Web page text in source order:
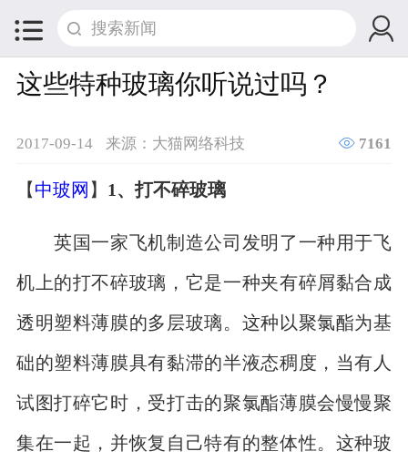
 
这些特种玻璃你听说过吗？
2017-09-14 来源：大猫网络科技  7161
【 中玻网 】 1、打不碎玻璃
英国一家飞机制造公司发明了一种用于飞
机上的打不碎玻璃，它是一种夹有碎屑黏合成
透明塑料薄膜的多层玻璃。这种以聚氯酯为基
础的塑料薄膜具有黏滞的半液态稠度，当有人
试图打碎它时，受打击的聚氯酯薄膜会慢慢聚
集在一起，并恢复自己特有的整体性。这种玻